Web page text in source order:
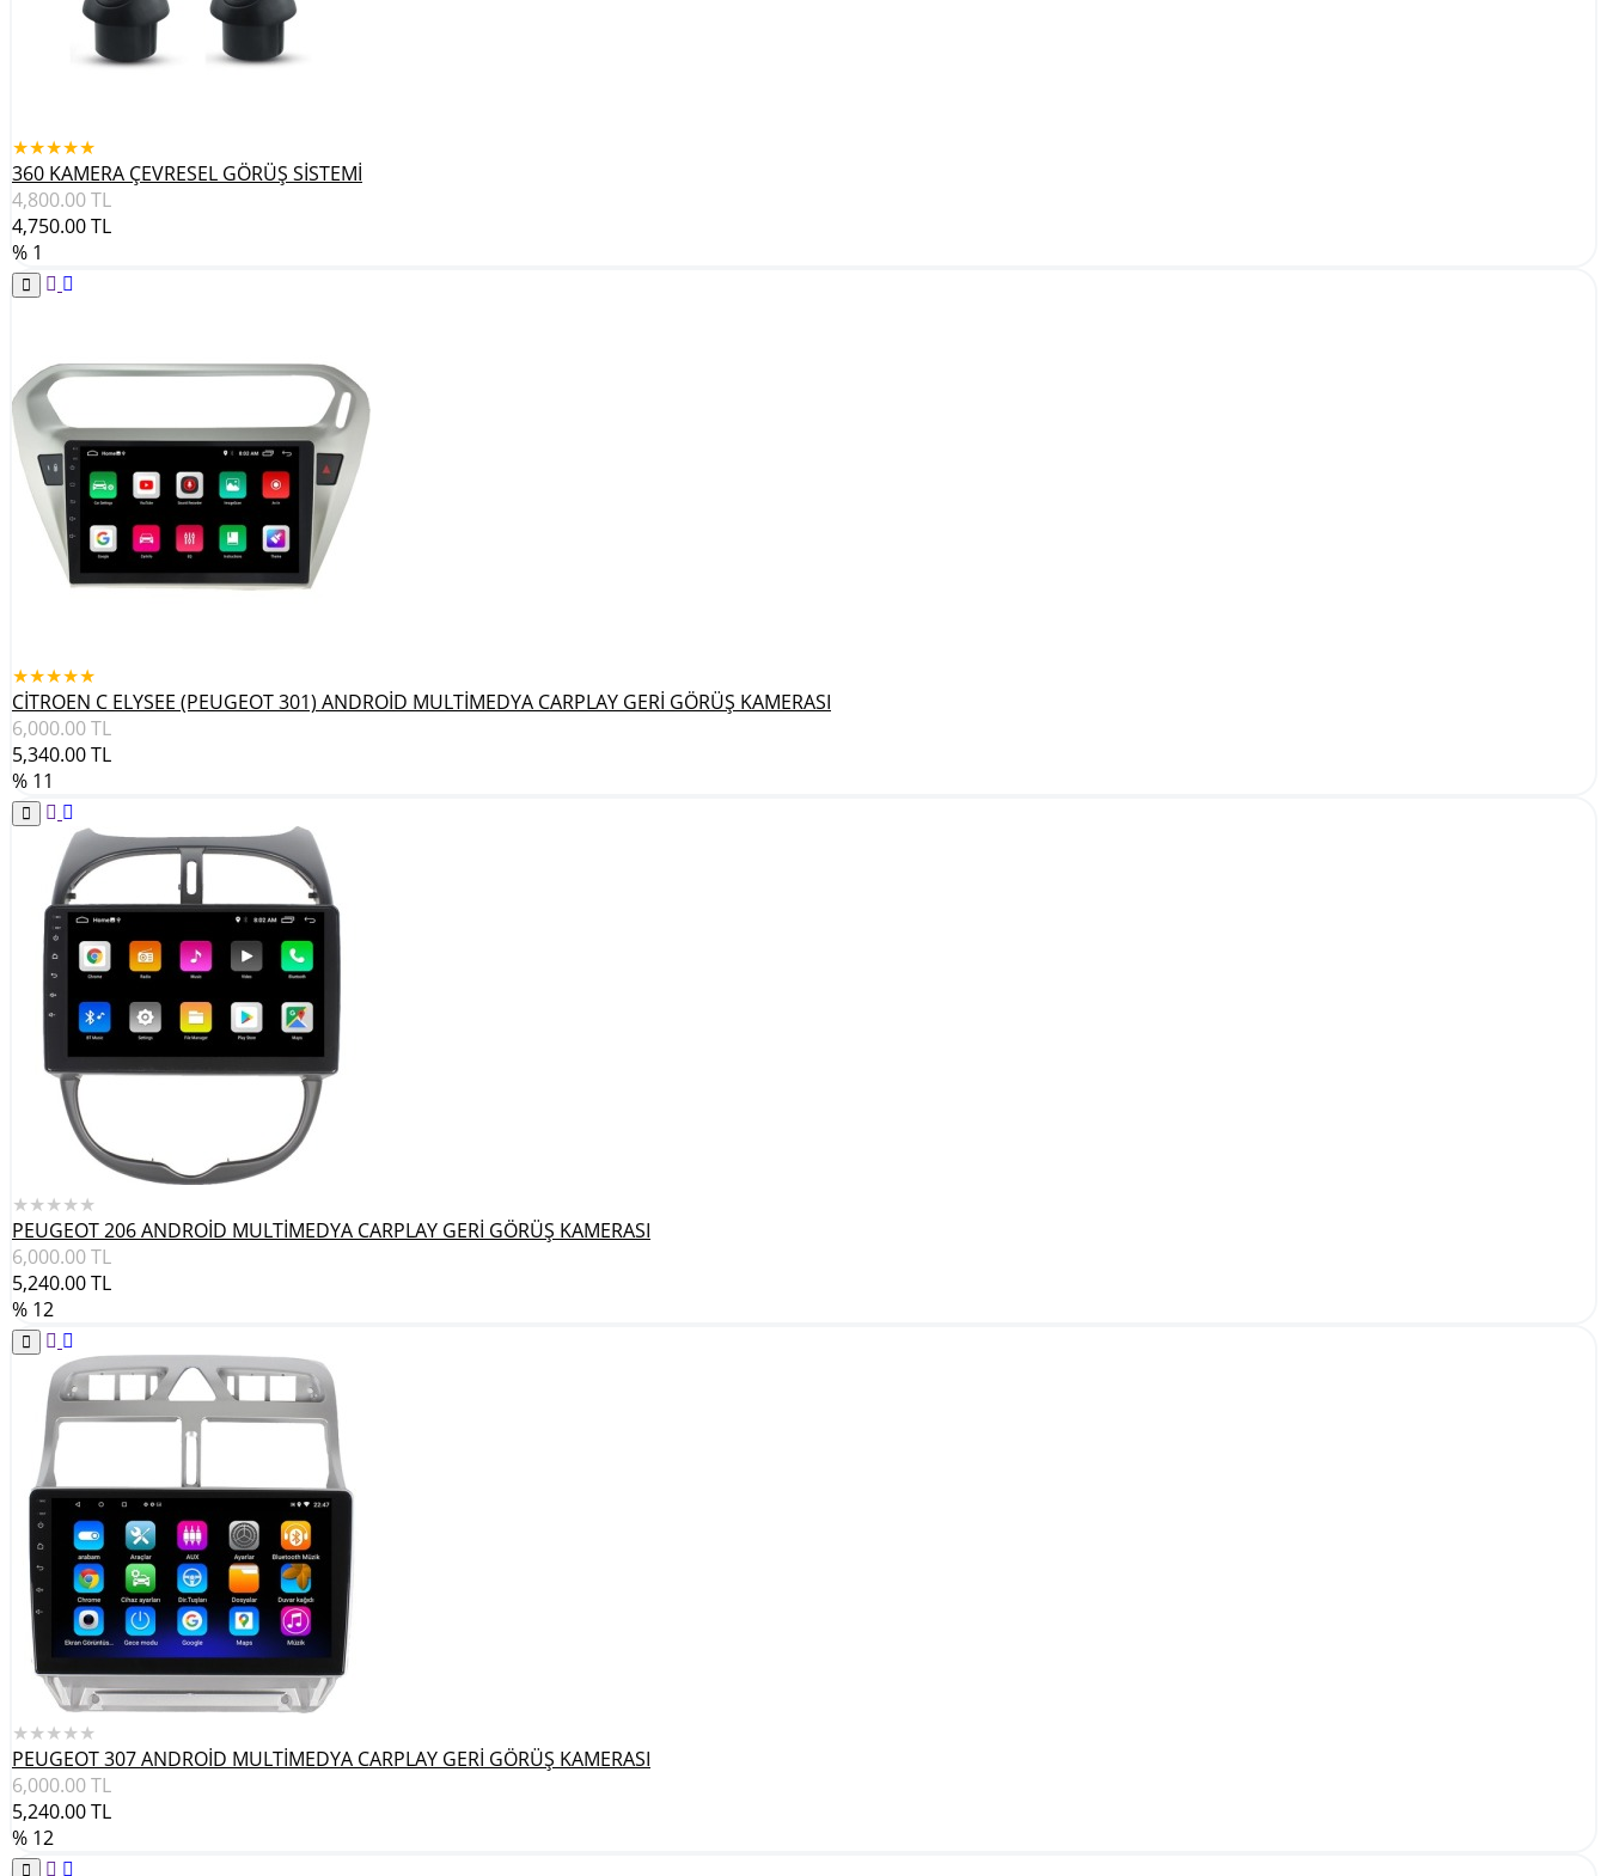
★★★★★
360 KAMERA ÇEVRESEL GÖRÜŞ SİSTEMİ
4,800.00TL
4,750.00TL
% 1
★★★★★
CİTROEN C ELYSEE (PEUGEOT 301) ANDROİD MULTİMEDYA CARPLAY GERİ GÖRÜŞ KAMERASI
6,000.00TL
5,340.00TL
% 11
★★★★★
PEUGEOT 206 ANDROİD MULTİMEDYA CARPLAY GERİ GÖRÜŞ KAMERASI
6,000.00TL
5,240.00TL
% 12
★★★★★
PEUGEOT 307 ANDROİD MULTİMEDYA CARPLAY GERİ GÖRÜŞ KAMERASI
6,000.00TL
5,240.00TL
% 12